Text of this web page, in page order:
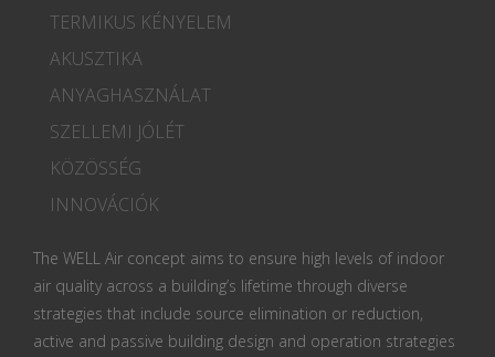
TERMIKUS KÉNYELEM
AKUSZTIKA
ANYAGHASZNÁLAT
SZELLEMI JÓLÉT
KÖZÖSSÉG
INNOVÁCIÓK
The WELL Air concept aims to ensure high levels of indoor
air quality across a building’s lifetime through diverse
strategies that include source elimination or reduction,
active and passive building design and operation strategies